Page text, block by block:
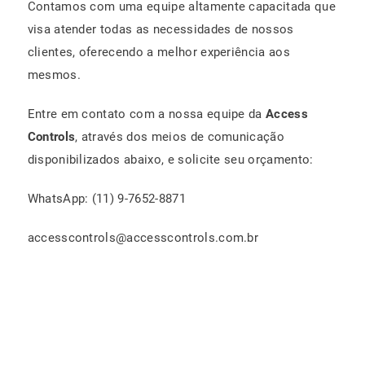
Contamos com uma equipe altamente capacitada que
visa atender todas as necessidades de nossos
clientes, oferecendo a melhor experiência aos
mesmos.
Entre em contato com a nossa equipe daAccess
Controls, através dos meios de comunicação
disponibilizados abaixo, e solicite seu orçamento:
WhatsApp: (11) 9-7652-8871
accesscontrols@accesscontrols.com.br